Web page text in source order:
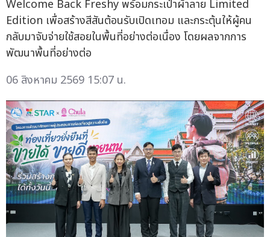
Welcome Back Freshy พร้อมกระเป๋าผ้าลาย Limited
Edition เพื่อสร้างสีสันต้อนรับเปิดเทอม และกระตุ้นให้ผู้คน
กลับมาจับจ่ายใช้สอยในพื้นที่อย่างต่อเนื่อง โดยผลจากการ
พัฒนาพื้นที่อย่างต่อ
06 สิงหาคม 2569 15:07 น.